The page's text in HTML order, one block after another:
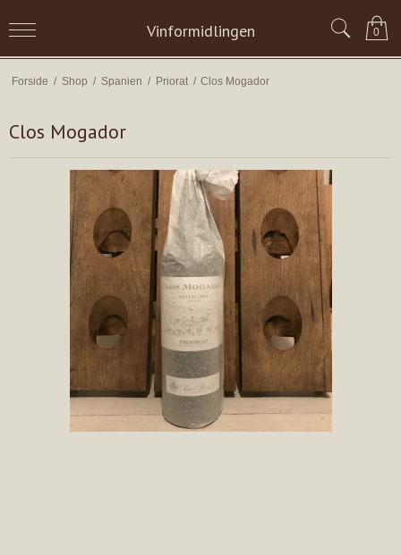
Vinformidlingen 0
Forside / Shop / Spanien / Priorat / Clos Mogador
Clos Mogador